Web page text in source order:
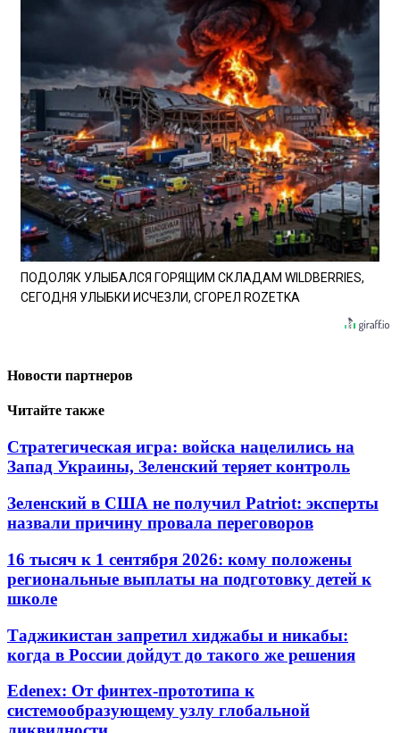
ПОДОЛЯК УЛЫБАЛСЯ ГОРЯЩИМ СКЛАДАМ WILDBERRIES,
СЕГОДНЯ УЛЫБКИ ИСЧЕЗЛИ, СГОРЕЛ ROZETKA
Новости партнеров
Читайте также
Стратегическая игра: войска нацелились на
Запад Украины, Зеленский теряет контроль
Зеленский в США не получил Patriot: эксперты
назвали причину провала переговоров
16 тысяч к 1 сентября 2026: кому положены
региональные выплаты на подготовку детей к
школе
Таджикистан запретил хиджабы и никабы:
когда в России дойдут до такого же решения
Edenex: От финтех-прототипа к
системообразующему узлу глобальной